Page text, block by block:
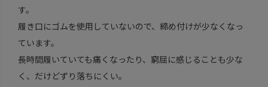
す。
履き口にゴムを使用していないので、締め付けが少なくなっ
ています。
長時間履いていても痛くなったり、窮屈に感じることも少な
く、だけどずり落ちにくい。